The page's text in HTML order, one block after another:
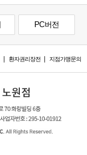
PC버전
환자권리장전 지점가맹문의